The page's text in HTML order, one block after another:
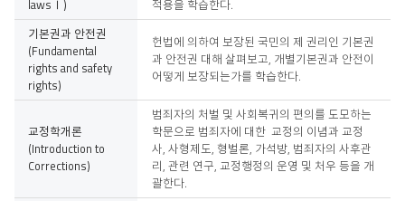
lawsⅠ)
적용을 학습한다.
기본권과 안전권
(Fundamental
rights and safety
rights)
헌법에 의하여 보장된 국민의 제 권리인 기본권
과 안전권 대해 살펴보고, 개별기본권과 안전이
어떻게 보장되는가를 학습한다.
교정학개론
(Introduction to
Corrections)
범죄자의 처벌 및 사회복귀의 편의를 도모하는
학문으로 범죄자에 대한 교정의 이념과 교정
사, 사형제도, 형벌론, 가석방, 범죄자의 사후관
리, 관련 연구, 교정행정의 운영 및 처우 등을 개
괄한다.